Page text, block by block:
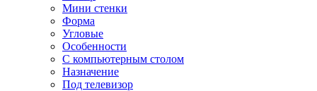
Мини стенки
Форма
Угловые
Особенности
С компьютерным столом
Назначение
Под телевизор